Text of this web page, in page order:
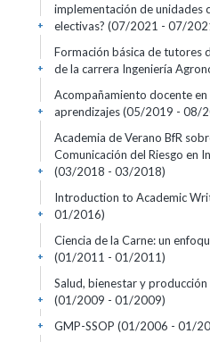
implementación de unidades
electivas? (07/2021 - 07/
+
Formación básica de tutores
de la carrera Ingeniería
+
Acompañamiento docente
aprendizajes(05/2019 - 08/
+
Academia de Verano BfR
Comunicación del Riesgo en
(03/2018 - 03/2018)
+
Introduction to Academic
01/2016)
+
Ciencia de la Carne: un
(01/2011 - 01/2011)
+
Salud, bienestar y
(01/2009 - 01/2009)
+
GMP-SSOP (01/2006 - 01/
+